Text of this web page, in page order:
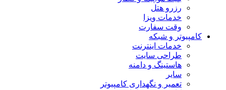
رزرو هتل
خدمات ویزا
وقت سفارت
کامپیوتر و شبکه
خدمات اینترنت
طراحی سایت
هاستینگ و دامنه
سایر
تعمیر و نگهداری کامپیوتر